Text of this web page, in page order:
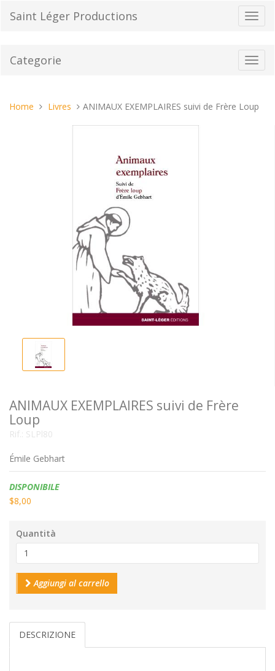
Saint Léger Productions
Categorie
Tu
Home Livres ANIMAUX EXEMPLAIRES suivi de Frère Loup
ANIMAUX EXEMPLAIRES suivi de Frère
Loup
Rif.: SLPl80
Émile Gebhart
Disponibilità:
DISPONIBILE
$8,00
Quantità
Aggiungi al carrello
DESCRIZIONE